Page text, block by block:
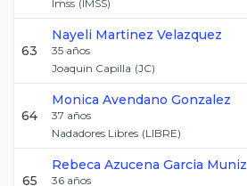
Imss (IMSS)
63
Nayeli Martinez Velazquez
35 años
Joaquin Capilla (JC)
64
Monica Avendano Gonzalez
37 años
Nadadores Libres (LIBRE)
65
Rebeca Azucena Garcia Muniz
36 años